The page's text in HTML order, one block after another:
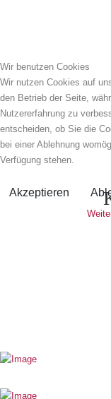
Wir benutzen Cookies
Wir nutzen Cookies auf
den Betrieb der Seite,
Nutzererfahrung zu
entscheiden, ob Sie die
bei einer Ablehnung
Verfügung stehen.
Akzeptieren